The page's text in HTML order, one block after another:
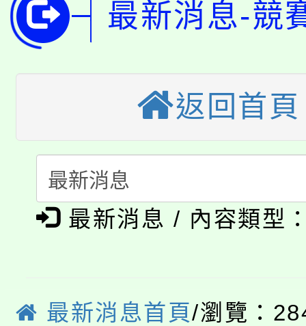
田徑場及游泳池舉行。
桃園市低收入戶享有免
視費優惠，中低收入戶
半價優惠，詳情可洽有
者。
大園自造教育及科技中
份教師增能研習
大溪自造教育及科技
份教師研習
淨零綠生活教案入校路
會
115年食農教育專業人
程
「本色祭」8/29、30在
8/21下午1時於龍潭區
局官網。
8月14至27日，桃園電
最新消息-競
返回首頁
最新消息 / 內容類型
最新消息首頁/瀏覽：